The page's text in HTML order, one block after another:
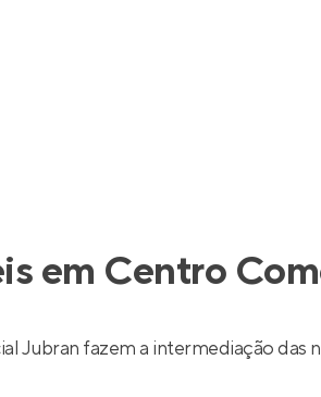
em Centro
Jubran fazem a intermediação